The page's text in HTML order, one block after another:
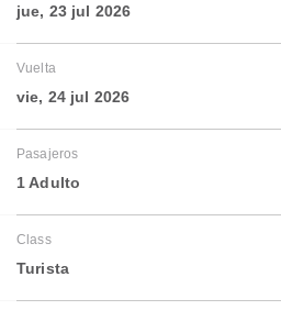
jue, 23 jul 2026
Vuelta
vie, 24 jul 2026
Pasajeros
1 Adulto
Class
Turista